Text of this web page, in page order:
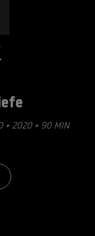
• 2020 • 90 MIN